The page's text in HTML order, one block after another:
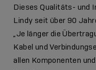
Dieses Qualitäts- und
Lindy seit über 90
„Je länger die
Kabel und
allen Komponenten